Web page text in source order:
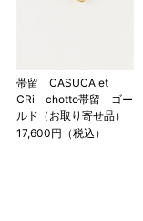
帯留 CASUCA et
CRi chotto帯留 ゴー
ルド（お取り寄せ品）
17,600円（税込）